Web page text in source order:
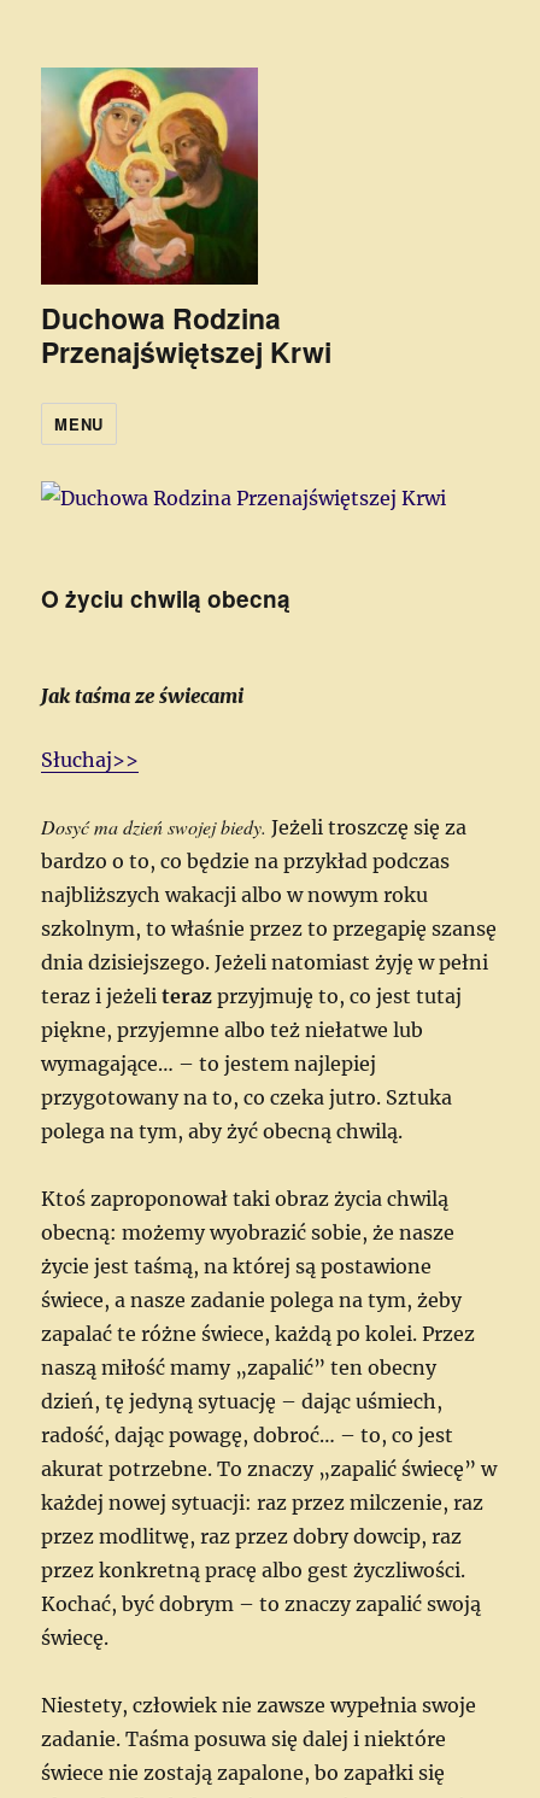
Duchowa Rodzina
Przenajświętszej Krwi
MENU
O życiu chwilą obecną
Jak taśma ze świecami
Słuchaj>>
Dosyć ma dzień swojej biedy.Jeżeli troszczę się za
bardzo o to, co będzie na przykład podczas
najbliższych wakacji albo w nowym roku
szkolnym, to właśnie przez to przegapię szansę
dnia dzisiejszego. Jeżeli natomiast żyję w pełni
teraz i jeżeliterazprzyjmuję to, co jest tutaj
piękne, przyjemne albo też niełatwe lub
wymagające… – to jestem najlepiej
przygotowany na to, co czeka jutro. Sztuka
polega na tym, aby żyć obecną chwilą.
Ktoś zaproponował taki obraz życia chwilą
obecną: możemy wyobrazić sobie, że nasze
życie jest taśmą, na której są postawione
świece,a nasze zadanie polega na tym, żeby
zapalać te różne świece, każdą po kolei. Przez
naszą miłość mamy „zapalić” ten obecny
dzień, tę jedyną sytuację – dając uśmiech,
radość, dając powagę, dobroć… – to, co jest
akurat potrzebne. To znaczy „zapalić świecę” w
każdej nowej sytuacji: raz przez milczenie, raz
przez modlitwę, raz przez dobry dowcip, raz
przez konkretną pracę albo gest życzliwości.
Kochać, być dobrym – to znaczy zapalić swoją
świecę.
Niestety, człowiek nie zawsze wypełnia swoje
zadanie. Taśma posuwa się dalej i niektóre
świece nie zostają zapalone, bo zapałki się